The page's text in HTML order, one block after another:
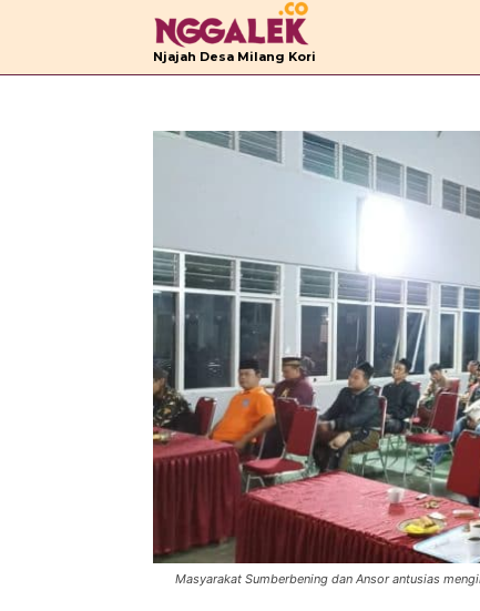
Njajah Desa Milang Kori
Masyarakat Sumberbening dan Ansor antusias